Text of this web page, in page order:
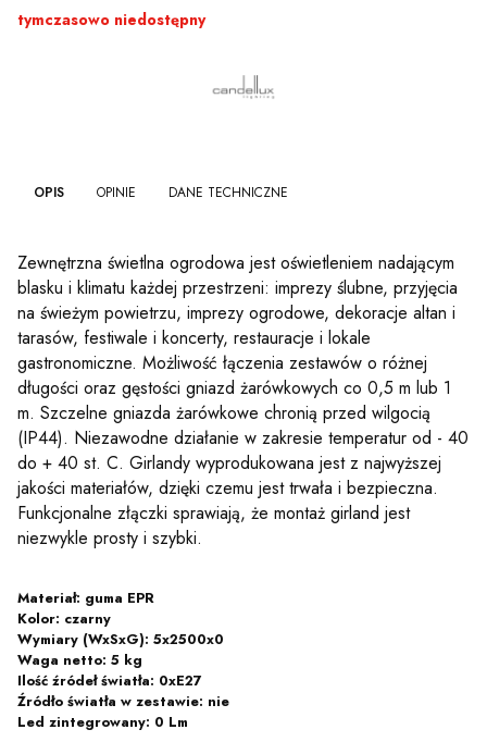
tymczasowo niedostępny
OPIS OPINIE DANE TECHNICZNE
Zewnętrzna świetlna ogrodowa jest oświetleniem nadającym
blasku i klimatu każdej przestrzeni: imprezy ślubne, przyjęcia
na świeżym powietrzu, imprezy ogrodowe, dekoracje altan i
tarasów, festiwale i koncerty, restauracje i lokale
gastronomiczne. Możliwość łączenia zestawów o różnej
długości oraz gęstości gniazd żarówkowych co 0,5 m lub 1
m. Szczelne gniazda żarówkowe chronią przed wilgocią
(IP44). Niezawodne działanie w zakresie temperatur od - 40
do + 40 st. C. Girlandy wyprodukowana jest z najwyższej
jakości materiałów, dzięki czemu jest trwała i bezpieczna.
Funkcjonalne złączki sprawiają, że montaż girland jest
niezwykle prosty i szybki.
Materiał: guma EPR
Kolor: czarny
Wymiary (WxSxG): 5x2500x0
Waga netto: 5 kg
Ilość źródeł światła: 0xE27
Źródło światła w zestawie: nie
Led zintegrowany: 0 Lm